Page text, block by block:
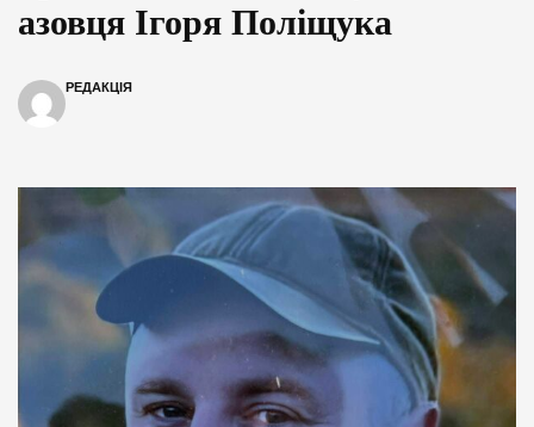
азовця Ігоря Поліщука
РЕДАКЦІЯ